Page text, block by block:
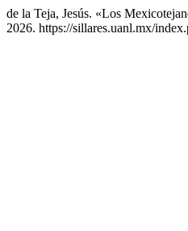
de la Teja, Jesús. «Los
2026. https://sillares.uanl.mx/